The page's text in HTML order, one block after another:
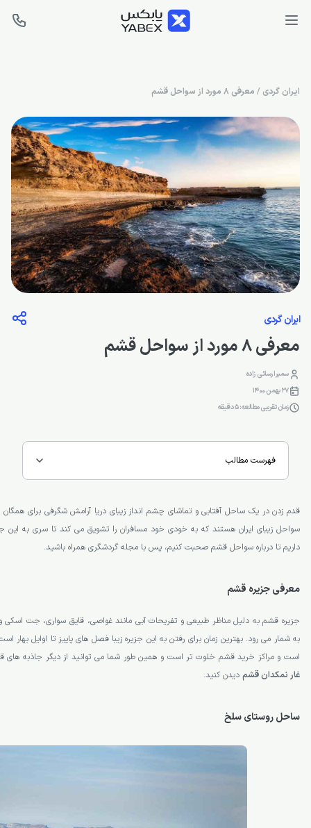
ایران گردی / معرفی 8 مورد از سواحل قشم
ایران گردی
معرفی 8 مورد از سواحل قشم
سمیرا رسائی زاده
27 بهمن 1400
زمان تقریبی مطالعه: 5 دقیقه
فهرست مطالب
قدم زدن در یک ساحل آفتابی و تماشای چشم انداز زیبای دریا آرامش شگرفی برای
سواحل زیبای ایران هستند که به خودی خود مسافران را تشویق می کند تا سری به این
داریم تا درباره سواحل قشم صحبت کنیم، پس با مجله گردشگری همراه باشید.
معرفی جزیره قشم
جزیره قشم به دلیل مناظر طبیعی و تفریحات آبی مانند غواصی، قایق سواری، جت
به شمار می رود. بهترین زمان برای رفتن به این جزیره زیبا فصل های پاییز تا اوایل بهار
است و مراکز خرید قشم خلوت تر است و همین طور شما می توانید از دیگر جاذبه
غار نمکدان قشم دیدن کنید.
ساحل روستای سلخ